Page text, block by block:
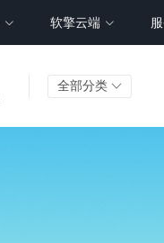
软擎云端
全部分类